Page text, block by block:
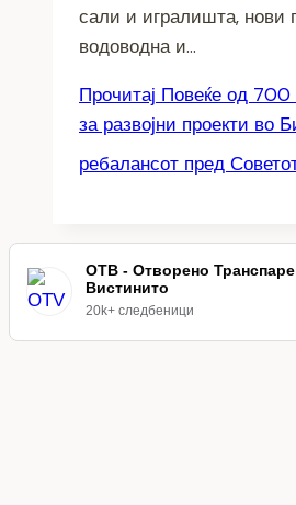
сали и игралишта, нови
водоводна и…
Прочитај Повеќе од
за развојни проекти во
ребалансот пред
ОТВ - Отворено
Вистинито
20k+ следбеници